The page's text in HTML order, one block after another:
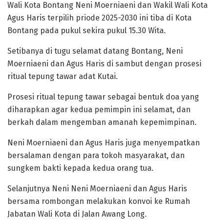
Wali Kota Bontang Neni Moerniaeni dan Wakil Wali Kota
Agus Haris terpilih priode 2025-2030 ini tiba di Kota
Bontang pada pukul sekira pukul 15.30 Wita.
Setibanya di tugu selamat datang Bontang, Neni
Moerniaeni dan Agus Haris di sambut dengan prosesi
ritual tepung tawar adat Kutai.
Prosesi ritual tepung tawar sebagai bentuk doa yang
diharapkan agar kedua pemimpin ini selamat, dan
berkah dalam mengemban amanah kepemimpinan.
Neni Moerniaeni dan Agus Haris juga menyempatkan
bersalaman dengan para tokoh masyarakat, dan
sungkem bakti kepada kedua orang tua.
Selanjutnya Neni Neni Moerniaeni dan Agus Haris
bersama rombongan melakukan konvoi ke Rumah
Jabatan Wali Kota di Jalan Awang Long.